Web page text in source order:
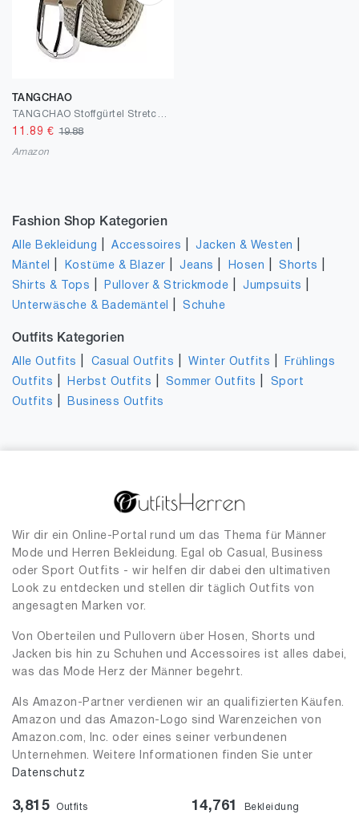
TANGCHAO
11.89 €19.88
Amazon
Fashion Shop Kategorien
Alle Bekleidung |Accessoires |Jacken & Westen
Mäntel Kostüme & Blazer |Jeans Hosen |Shorts
Shirts & Tops Pullover & Strickmode |Jumpsuits
Unterwäsche & Bademäntel |Schuhe
Outfits Kategorien
Alle Outfits Casual Outfits |Winter Outfits
Frühlings
Outfits
Herbst Outfits Sommer Outfits
Sport
Outfits
Business Outfits
Wir dir ein Online-Portal rund um das Thema für Männer
Mode und Herren Bekleidung. Egal ob Casual, Business
oder Sport Outfits - wir helfen dir dabei den ultimativen
Look zu entdecken und stellen dir täglich Outfits von
angesagten Marken vor.
Von Oberteilen und Pullovern über Hosen, Shorts und
Jacken bis hin zu Schuhen und Accessoires ist alles dabei,
was das Mode Herz der Männer begehrt.
Als Amazon-Partner verdienen wir an qualifizierten Käufen.
Amazon und das Amazon-Logo sind Warenzeichen von
Amazon.com, Inc. oder eines seiner verbundenen
Unternehmen. Weitere Informationen finden Sie unter
Datenschutz
3,815 Outfits 14,761 Bekleidung